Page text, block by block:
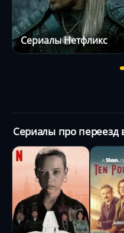
Сериалы Нетфликс
Сериалы про переезд